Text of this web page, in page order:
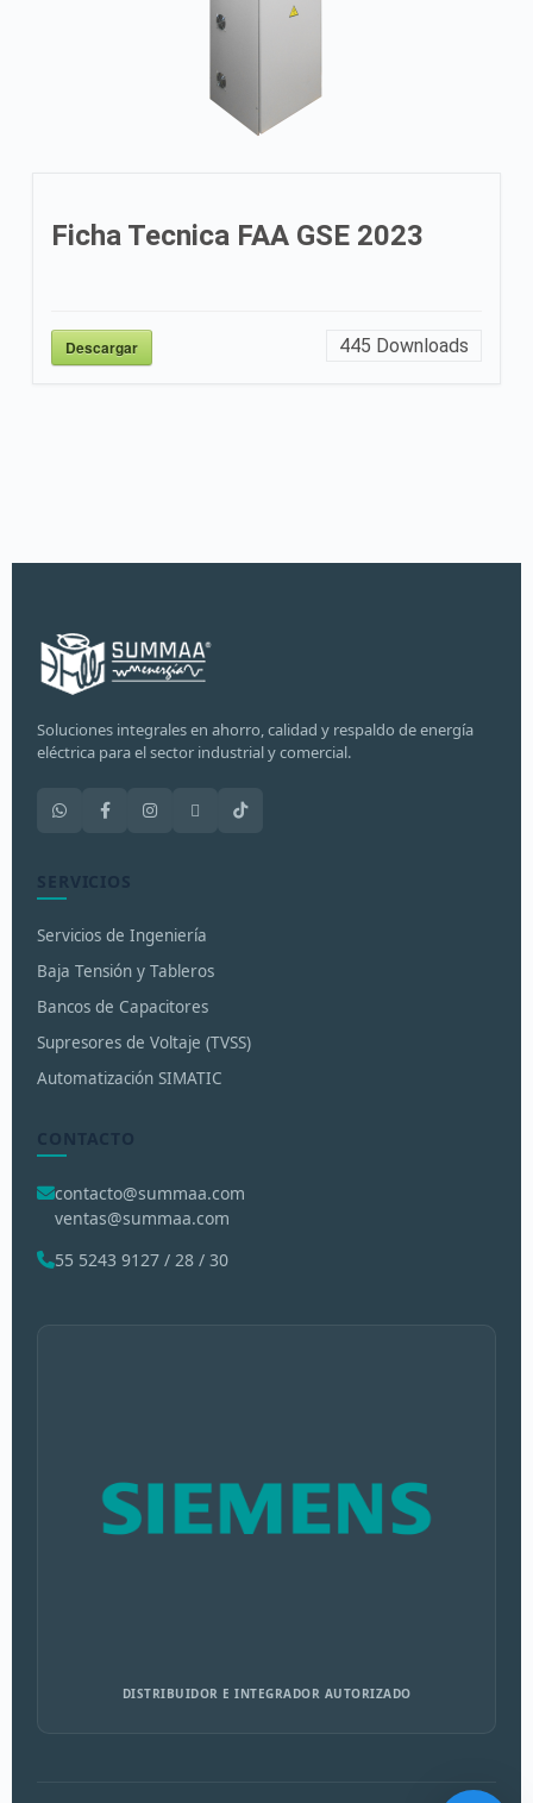
Ficha Tecnica FAA GSE 2023
Descargar 445 Downloads
Soluciones integrales en ahorro, calidad y respaldo de energía
eléctrica para el sector industrial y comercial.
SERVICIOS
Servicios de Ingeniería
Baja Tensión y Tableros
Bancos de Capacitores
Supresores de Voltaje (TVSS)
Automatización SIMATIC
CONTACTO
contacto@summaa.com
ventas@summaa.com
55 5243 9127 / 28 / 30
DISTRIBUIDOR E INTEGRADOR AUTORIZADO